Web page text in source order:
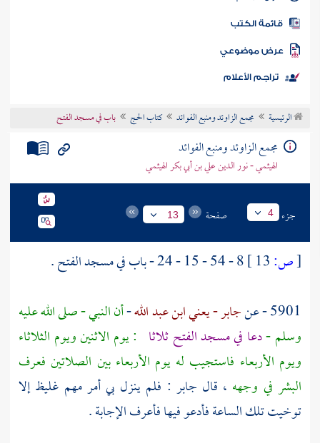
المكتبة
الكتب
موضوعي
تراجم الأعلام
الرئيسية مجمع الزاوئد ومنبع الفوائد كتاب الحج باب في مسجد الفتح
مجمع الزاوئد ومنبع الفوائد
الهيثمي - نور الدين علي بن أبي بكر الهيثمي
جزء 4 صفحة 13
[ص:
8 - 54 - 15 - 24 - باب في مسجد الفتح .
5901 - عن
جابر - يعني ابن عبد الله-أن النبي - صلى الله عليه
وسلم -دعا في مسجد الفتح ثلاثا : يوم الاثنين ويوم الثلاثاء
ويوم الأربعاء فاستجيب له يوم الأربعاء بين الصلاتين فعرف
البشر في وجهه ، قال جابر : فلم ينزل بي أمر مهم غليظ إلا
توخيت تلك الساعة فأدعو فيها فأعرف الإجابة .